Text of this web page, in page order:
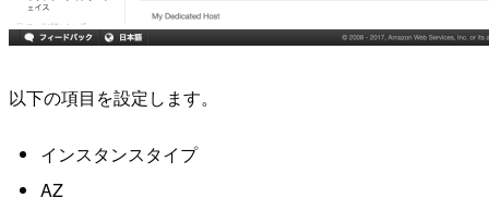
以下の項目を設定します。
インスタンスタイプ
AZ